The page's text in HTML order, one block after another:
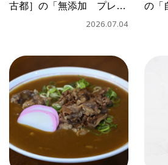
古都］の「無添加 プレー
2026.07.04
の「